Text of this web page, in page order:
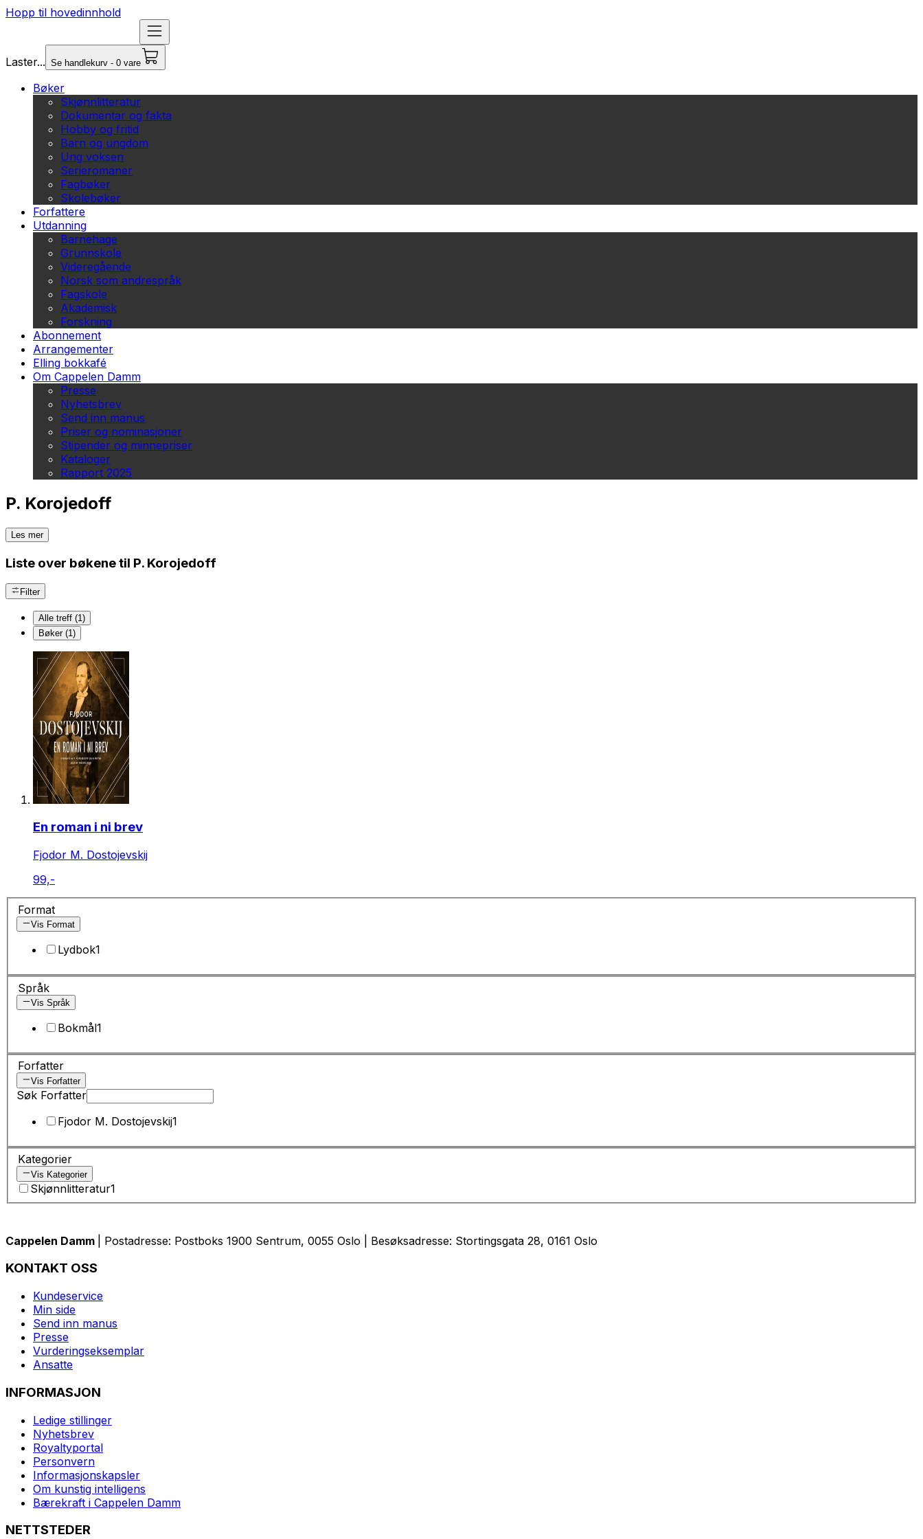
Hopp til hovedinnhold
Laster... Se handlekurv - 0 vare
Bøker
Skjønnlitteratur
Dokumentar og fakta
Hobby og fritid
Barn og ungdom
Ung voksen
Serieromaner
Fagbøker
Skolebøker
Forfattere
Utdanning
Barnehage
Grunnskole
Videregående
Norsk som andrespråk
Fagskole
Akademisk
Forskning
Abonnement
Arrangementer
Elling bokkafé
Om Cappelen Damm
Presse
Nyhetsbrev
Send inn manus
Priser og nominasjoner
Stipender og minnepriser
Kataloger
Rapport 2025
P. Korojedoff
Les mer
Liste over bøkene til P. Korojedoff
Filter
Alle treff (1)
Bøker (1)
En roman i ni brev
Fjodor M. Dostojevskij
99,-
Format
Vis Format
Lydbok1
Språk
Vis Språk
Bokmål1
Forfatter
Vis Forfatter
Søk Forfatter
Fjodor M. Dostojevskij1
Kategorier
Vis Kategorier
Skjønnlitteratur1
Cappelen Damm | Postadresse: Postboks 1900 Sentrum, 0055 Oslo | Besøksadresse: Stortingsgata 28, 0161 Oslo
KONTAKT OSS
Kundeservice
Min side
Send inn manus
Presse
Vurderingseksemplar
Ansatte
INFORMASJON
Ledige stillinger
Nyhetsbrev
Royaltyportal
Personvern
Informasjonskapsler
Om kunstig intelligens
Bærekraft i Cappelen Damm
NETTSTEDER